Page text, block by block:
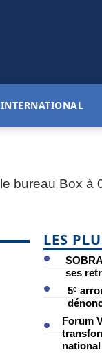
INTERNATIONAL
LES
ses
5ᵉ
Forum
national